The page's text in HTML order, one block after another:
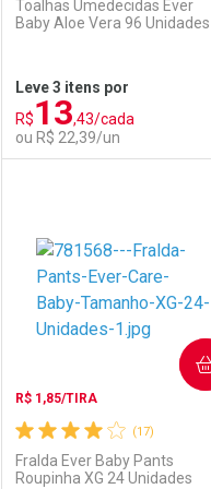
Comprar sem Desconto
Por R$ 17,59/cada
Comprar sem Desconto
Por R$ 17,59/cada
Toalhas Umedecidas Ever
Baby Aloe Vera 96 Unidades
Leve 3 itens por
R$13,43/cada
ou R$ 22,39/un
Laboratório
Por Menos
(17)
R$ 1,85/TIRA
Fralda Ever Baby Pants
Roupinha XG 24 Unidades
COMPRAR